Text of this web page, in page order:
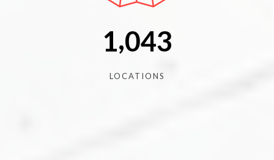
1,043
LOCATIONS